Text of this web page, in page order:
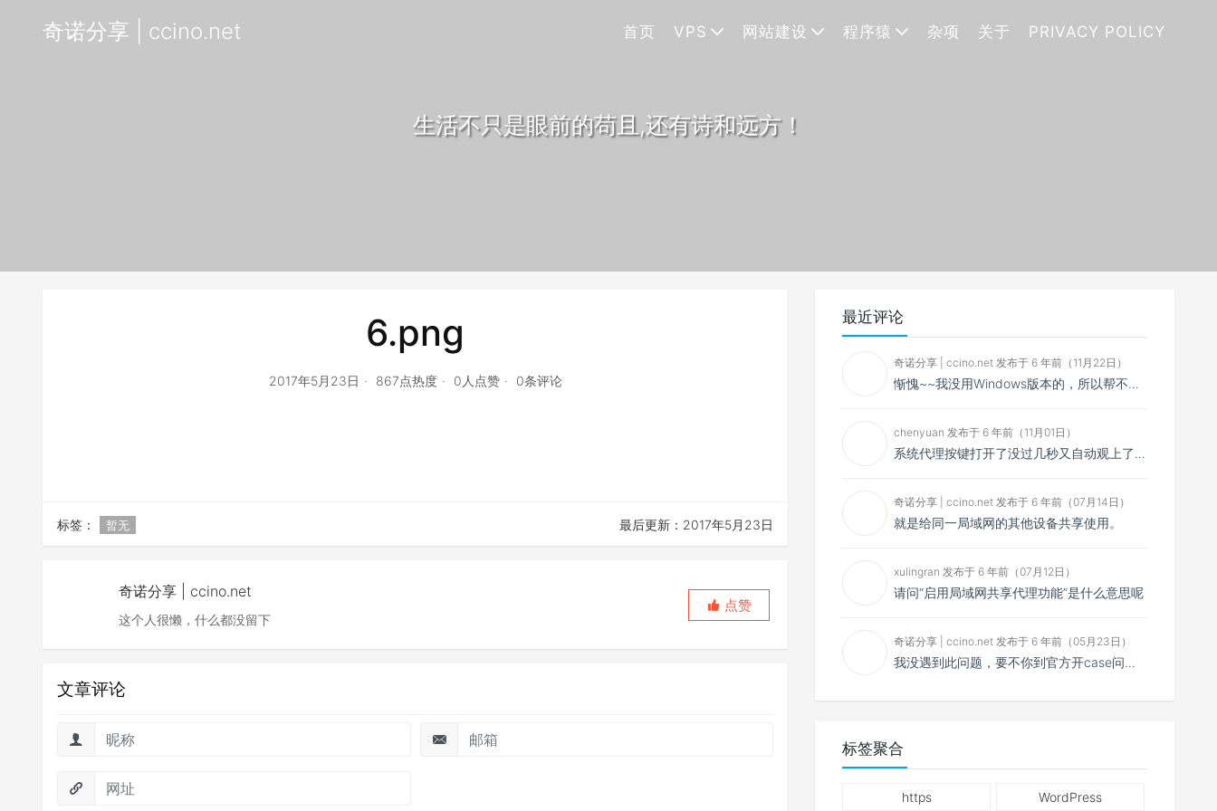
奇诺分享 | ccino.net 首页 VPS 网站建设 程序猿 杂项 关于 PRIVACY POLICY
生活不只是眼前的苟且,还有诗和远方！
6.png
2017年5月23日 867点热度 0人点赞 0条评论
标签： 暂无 最后更新：2017年5月23日
奇诺分享 | ccino.net
这个人很懒，什么都没留下
点赞
文章评论
最近评论
奇诺分享 | ccino.net 发布于 6 年前（11月22日）
惭愧~~我没用Windows版本的，所以帮不了你~~
chenyuan 发布于 6 年前（11月01日）
系统代理按键打开了没过几秒又自动观上了，导致一直打开不了，是什么问题呢？感谢大佬，请帮帮忙！谢谢！
奇诺分享 | ccino.net 发布于 6 年前（07月14日）
就是给同一局域网的其他设备共享使用。
xulingran 发布于 6 年前（07月12日）
请问“启用局域网共享代理功能”是什么意思呢
奇诺分享 | ccino.net 发布于 6 年前（05月23日）
我没遇到此问题，要不你到官方开case问问看？
标签聚合
https WordPress